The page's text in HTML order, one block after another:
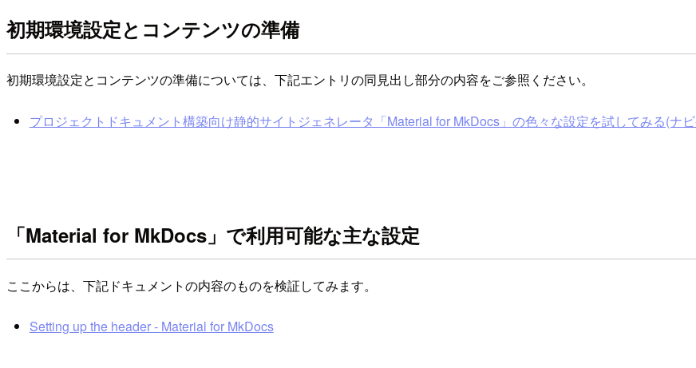
初期環境設定とコンテンツの準備
初期環境設定とコンテンツの準備については、下記エントリの同見出し部分の内容をご参照ください。
プロジェクトドキュメント構築向け静的サイトジェネレータ「Material for MkDocs」の色々な設定を試してみる(ナ
「Material for MkDocs」で利用可能な主な設定
ここからは、下記ドキュメントの内容のものを検証してみます。
Setting up the header - Material for MkDocs